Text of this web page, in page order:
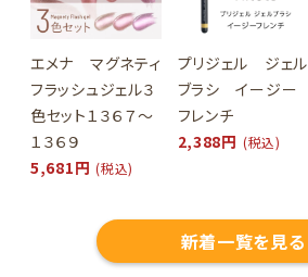
エメナ マグネティ
フラッシュジェル３
色セット１３６７～
１３６９
5,681円 (税込)
プリジェル ジェル
ブラシ イージー
フレンチ
2,388円 (税込)
新着一覧を見る